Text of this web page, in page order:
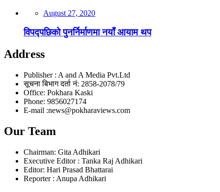
August 27, 2020
विपद्पछिको पुनर्निर्माणमा नयाँ आयाम थप
Address
Publisher : A and A Media Pvt.Ltd
सूचना बिभाग दर्ता नं: 2858-2078/79
Office: Pokhara Kaski
Phone: 9856027174
E-mail :news@pokharaviews.com
Our Team
Chairman: Gita Adhikari
Executive Editor : Tanka Raj Adhikari
Editor: Hari Prasad Bhattarai
Reporter : Anupa Adhikari